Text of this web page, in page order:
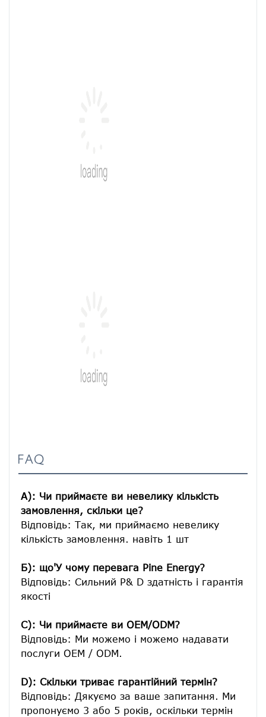
FAQ
A): Чи приймаєте ви невелику кількість
замовлення, скільки це?
Відповідь: Так, ми приймаємо невелику
кількість замовлення. навіть 1 шт
Б): що'У чому перевага Pine Energy?
Відповідь: Сильний Р& D здатність і гарантія
якості
C): Чи приймаєте ви OEM/ODM?
Відповідь: Ми можемо і можемо надавати
послуги OEM / ODM.
D): Скільки триває гарантійний термін?
Відповідь: Дякуємо за ваше запитання. Ми
пропонуємо 3 або 5 років, оскільки термін